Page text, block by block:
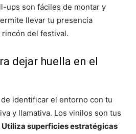
ups son fáciles de montar y
llevar tu presencia
del festival.
dejar huella en el
identificar el entorno con tu
y llamativa. Los vinilos son tus
Utiliza superficies estratégicas